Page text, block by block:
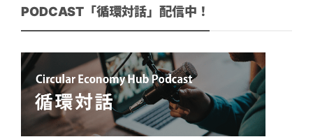
PODCAST「循環対話」配信中！